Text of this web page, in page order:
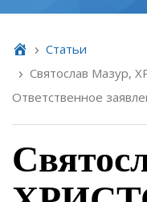
Cтатьи
Святослав Мазур,
Ответственное